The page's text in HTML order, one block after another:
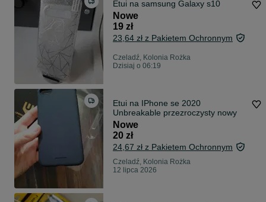
Etui na samsung Galaxy s10
Nowe
19 zł
23,64 zł z Pakietem Ochronnym
Czeladź, Kolonia Rożka
Dzisiaj o 06:19
Etui na IPhone se 2020
Unbreakable przezroczysty nowy
Nowe
20 zł
24,67 zł z Pakietem Ochronnym
Czeladź, Kolonia Rożka
12 lipca 2026